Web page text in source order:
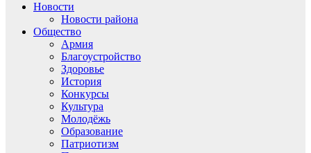
Новости
Новости района
Общество
Армия
Благоустройство
Здоровье
История
Конкурсы
Культура
Молодёжь
Образование
Патриотизм